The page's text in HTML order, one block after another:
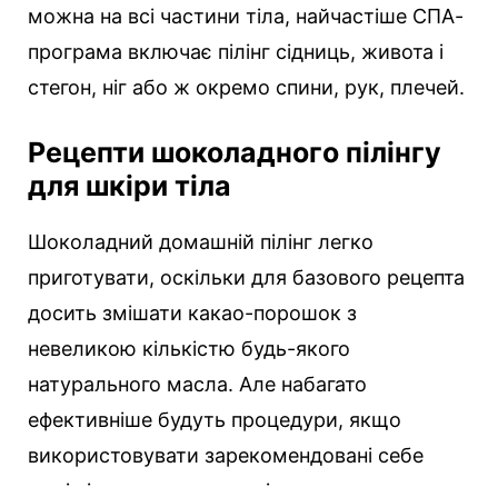
можна на всі частини тіла, найчастіше СПА-
програма включає пілінг сідниць, живота і
стегон, ніг або ж окремо спини, рук, плечей.
Рецепти шоколадного пілінгу
для шкіри тіла
Шоколадний домашній пілінг легко
приготувати, оскільки для базового рецепта
досить змішати какао-порошок з
невеликою кількістю будь-якого
натурального масла. Але набагато
ефективніше будуть процедури, якщо
використовувати зарекомендовані себе